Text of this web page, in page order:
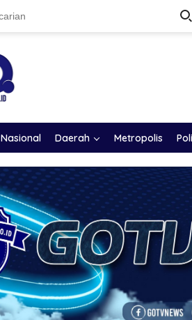
Nasional Daerah Metropolis